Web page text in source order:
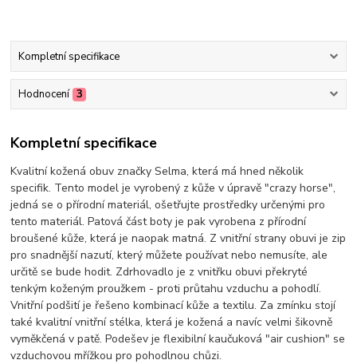
Kompletní specifikace
Hodnocení 3
Kompletní specifikace
Kvalitní kožená obuv značky Selma, která má hned několik
specifik. Tento model je vyrobený z kůže v úpravě "crazy horse",
jedná se o přírodní materiál, ošetřujte prostředky určenými pro
tento materiál. Patová část boty je pak vyrobena z přírodní
broušené kůže, která je naopak matná. Z vnitřní strany obuvi je zip
pro snadnější nazutí, který můžete používat nebo nemusíte, ale
určitě se bude hodit. Zdrhovadlo je z vnitřku obuvi překryté
tenkým koženým proužkem - proti průtahu vzduchu a pohodlí.
Vnitřní podšití je řešeno kombinací kůže a textilu. Za zmínku stojí
také kvalitní vnitřní stélka, která je kožená a navíc velmi šikovně
vyměkčená v patě. Podešev je flexibilní kaučuková "air cushion" se
vzduchovou mřížkou pro pohodlnou chůzi.